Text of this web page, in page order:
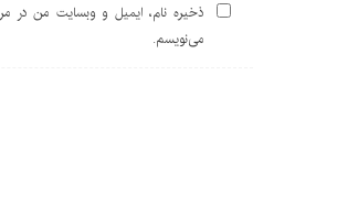
ذخیره نام، ایمیل و وبسایت من در
می‌نویسم.